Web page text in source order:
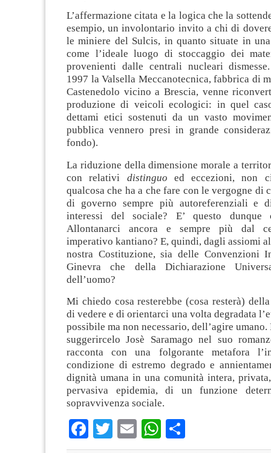
L’affermazione citata e la logica che la
esempio, un involontario invito a chi di
le miniere del Sulcis, in quanto situate in una
come l’ideale luogo di stoccaggio dei
provenienti dalle centrali nucleari
1997 la Valsella Meccanotecnica, fabbrica di
Castenedolo vicino a Brescia, venne
produzione di veicoli ecologici: in quel
dettami etici sostenuti da un vasto
pubblica vennero presi in grande
fondo).
La riduzione della dimensione morale a
con relativi distinguo ed eccezioni, non
qualcosa che ha a che fare con le vergogne di
di governo sempre più autoreferenziali e
interessi del sociale? E’ questo dunque
Allontanarci ancora e sempre più dal
imperativo kantiano? E, quindi, dagli assiomi
nostra Costituzione, sia delle Convenzioni
Ginevra che della Dichiarazione
dell’uomo?
Mi chiedo cosa resterebbe (cosa resterà)
di vedere e di orientarci una volta degradata
possibile ma non necessario, dell’agire
suggerircelo Josè Saramago nel suo
racconta con una folgorante metafora
condizione di estremo degrado e
dignità umana in una comunità intera,
pervasiva epidemia, di un funzione
sopravvivenza sociale.
Facebook
TwitterEmailWhatsApp